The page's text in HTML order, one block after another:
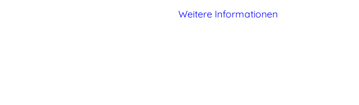
Weitere Informationen